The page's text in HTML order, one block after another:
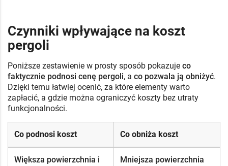
Czynniki wpływające na koszt
pergoli
Poniższe zestawienie w prosty sposób pokazuje co
faktycznie podnosi cenę pergoli, a co pozwala ją obniżyć.
Dzięki temu łatwiej ocenić, za które elementy warto
zapłacić, a gdzie można ograniczyć koszty bez utraty
funkcjonalności.
Co podnosi koszt Co obniża koszt
Większa powierzchnia i
Mniejsza powierzchnia